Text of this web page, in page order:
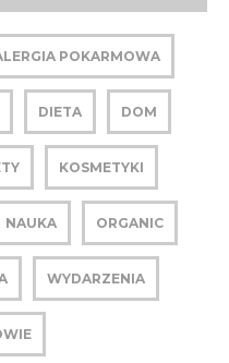
POKARMOWA
DIETA DOM
KOSMETYKI
NAUKA ORGANIC
WYDARZENIA